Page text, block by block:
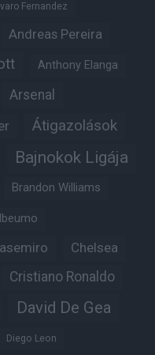
Fernandez
Andreas Pereira
Anthony Elanga
Arsenal
Átigazolások
Bajnokok Ligája
Brandon Williams
Chelsea
Cristiano Ronaldo
David De Gea
Diego Leon